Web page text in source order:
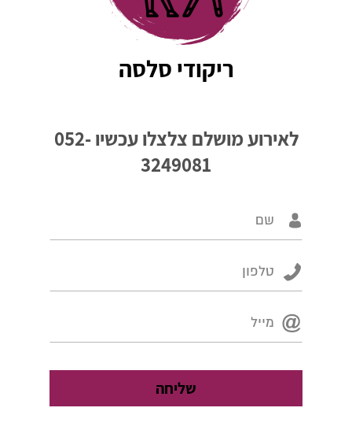
ריקודי סלסה
לאירוע מושלם צלצלו עכשיו052-
3249081